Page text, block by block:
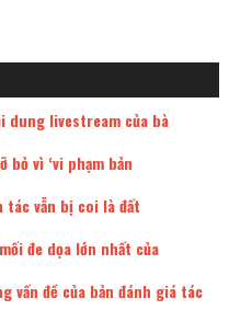
dung livestream của bà
vì ‘vi phạm bản
tác vẫn bị coi là đất
đe dọa lớn nhất của
vấn đề của bản đánh giá tác